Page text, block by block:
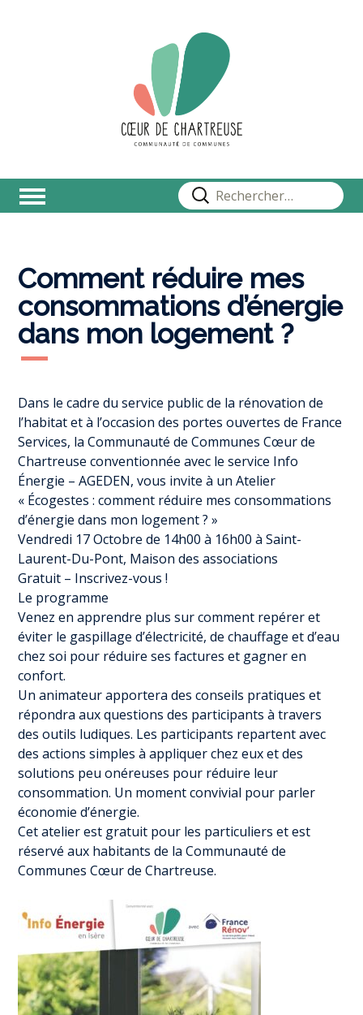
Rechercher :
Comment réduire mes
consommations d’énergie
dans mon logement ?
Dans le cadre du service public de la rénovation de
l’habitat et à l’occasion des portes ouvertes de France
Services, la Communauté de Communes Cœur de
Chartreuse conventionnée avec le service Info
Énergie – AGEDEN, vous invite à un Atelier
« Écogestes : comment réduire mes consommations
d’énergie dans mon logement ? »
Vendredi 17 Octobre de 14h00 à 16h00 à Saint-
Laurent-Du-Pont, Maison des associations
Gratuit – Inscrivez-vous !
Le programme
Venez en apprendre plus sur comment repérer et
éviter le gaspillage d’électricité, de chauffage et d’eau
chez soi pour réduire ses factures et gagner en
confort.
Un animateur apportera des conseils pratiques et
répondra aux questions des participants à travers
des outils ludiques. Les participants repartent avec
des actions simples à appliquer chez eux et des
solutions peu onéreuses pour réduire leur
consommation. Un moment convivial pour parler
économie d’énergie.
Cet atelier est gratuit pour les particuliers et est
réservé aux habitants de la Communauté de
Communes Cœur de Chartreuse.